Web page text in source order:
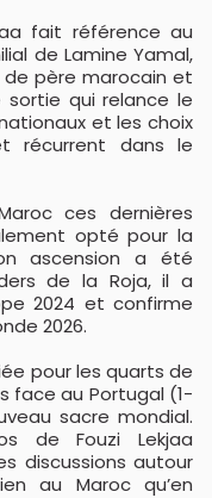
fait référence au
de Lamine Yamal,
de père marocain et
qui relance le
et les choix
récurrent dans le
ces dernières
opté pour la
ascension a été
de la Roja, il a
2024 et confirme
2026.
pour les quarts de
face au Portugal (1-
sacre mondial.
de Fouzi Lekjaa
discussions autour
au Maroc qu’en